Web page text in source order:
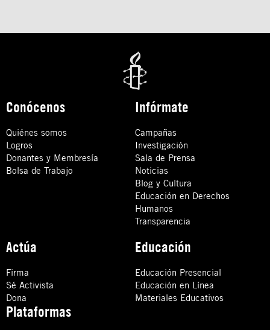
Conócenos
Quiénes somos
Logros
Donantes y Membresía
Bolsa de Trabajo
Infórmate
Campañas
Investigación
Sala de Prensa
Noticias
Blog y Cultura
Educación en Derechos
Humanos
Transparencia
Actúa
Firma
Sé Activista
Dona
Educación
Educación Presencial
Educación en Línea
Materiales Educativos
Plataformas